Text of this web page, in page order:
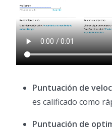
Puntuación de
es calificado como
Puntuación de